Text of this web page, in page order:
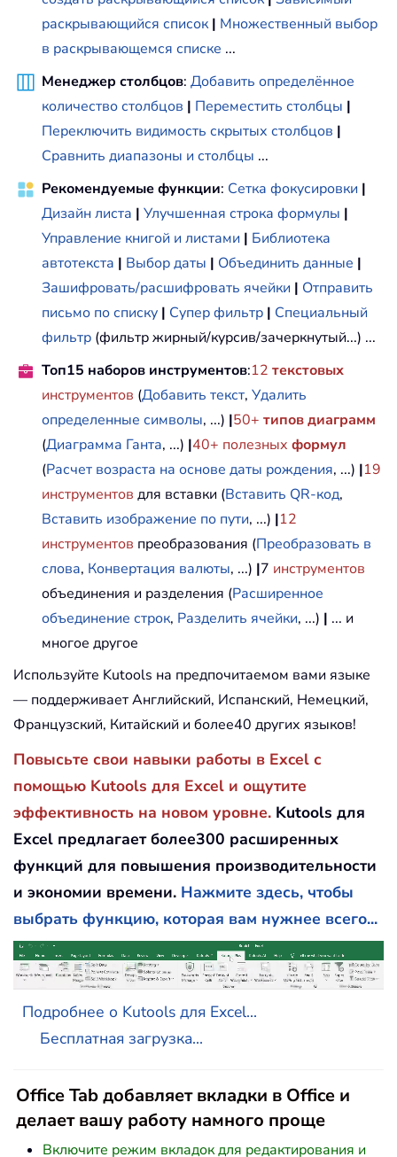
раскрывающийся список | Множественный выбор
в раскрывающемся списке ...
Менеджер столбцов: Добавить определённое
количество столбцов | Переместить столбцы |
Переключить видимость скрытых столбцов |
Сравнить диапазоны и столбцы ...
Рекомендуемые функции: Сетка фокусировки |
Дизайн листа | Улучшенная строка формулы |
Управление книгой и листами | Библиотека
автотекста | Выбор даты | Объединить данные |
Зашифровать/расшифровать ячейки | Отправить
письмо по списку | Супер фильтр | Специальный
фильтр (фильтр жирный/курсив/зачеркнутый...) ...
Топ15 наборов инструментов:12 текстовых
инструментов (Добавить текст, Удалить
определенные символы, ...) |50+ типов диаграмм
(Диаграмма Ганта, ...) |40+ полезных формул
(Расчет возраста на основе даты рождения, ...) |19
инструментов для вставки (Вставить QR-код,
Вставить изображение по пути, ...) |12
инструментов преобразования (Преобразовать в
слова, Конвертация валюты, ...) |7 инструментов
объединения и разделения (Расширенное
объединение строк, Разделить ячейки, ...) | ... и
многое другое
Используйте Kutools на предпочитаемом вами языке
— поддерживает Английский, Испанский, Немецкий,
Французский, Китайский и более40 других языков!
Повысьте свои навыки работы в Excel с
помощью Kutools для Excel и ощутите
эффективность на новом уровне. Kutools для
Excel предлагает более300 расширенных
функций для повышения производительности
и экономии времени. Нажмите здесь, чтобы
выбрать функцию, которая вам нужнее всего...
Подробнее о Kutools для Excel...
Бесплатная загрузка...
Office Tab добавляет вкладки в Office и
делает вашу работу намного проще
Включите режим вкладок для редактирования и